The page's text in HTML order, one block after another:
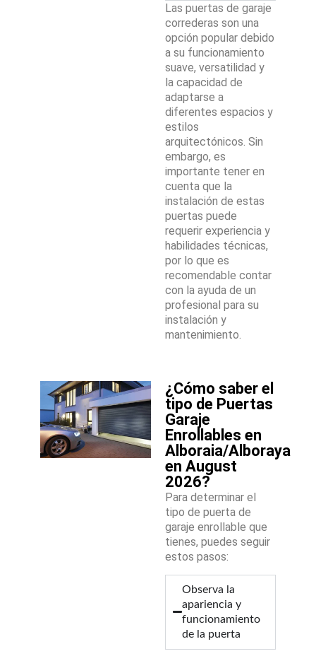
Las puertas de garaje
correderas son una
opción popular debido
a su funcionamiento
suave, versatilidad y
la capacidad de
adaptarse a
diferentes espacios y
estilos
arquitectónicos. Sin
embargo, es
importante tener en
cuenta que la
instalación de estas
puertas puede
requerir experiencia y
habilidades técnicas,
por lo que es
recomendable contar
con la ayuda de un
profesional para su
instalación y
mantenimiento.
¿Cómo saber el
tipo de Puertas
Garaje
Enrollables en
Alboraia/Alboraya
en August
2026?
Para determinar el
tipo de puerta de
garaje enrollable que
tienes, puedes seguir
estos pasos:
Observa la
apariencia y
funcionamiento
de la puerta